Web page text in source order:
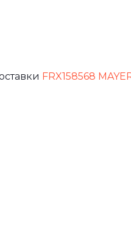
FRX158568